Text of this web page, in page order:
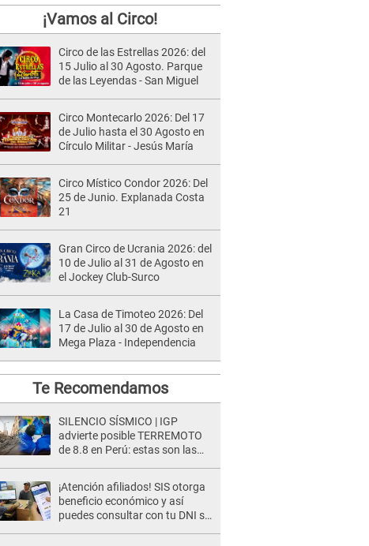
¡Vamos al Circo!
Circo de las Estrellas 2026: del
15 Julio al 30 Agosto. Parque
de las Leyendas - San Miguel
Circo Montecarlo 2026: Del 17
de Julio hasta el 30 Agosto en
Círculo Militar - Jesús María
Circo Místico Condor 2026: Del
25 de Junio. Explanada Costa
21
Gran Circo de Ucrania 2026: del
10 de Julio al 31 de Agosto en
el Jockey Club-Surco
La Casa de Timoteo 2026: Del
17 de Julio al 30 de Agosto en
Mega Plaza - Independencia
Te Recomendamos
SILENCIO SÍSMICO | IGP
advierte posible TERREMOTO
de 8.8 en Perú: estas son las
¡Atención afiliados! SIS otorga
beneficio económico y así
puedes consultar con tu DNI si